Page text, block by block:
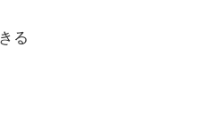
る